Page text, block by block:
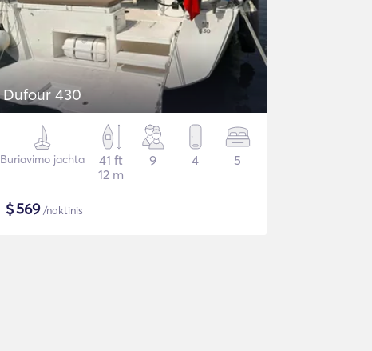
Dufour 430
Buriavimo jachta
41 ft
12 m
9 4 5
$569/naktinis